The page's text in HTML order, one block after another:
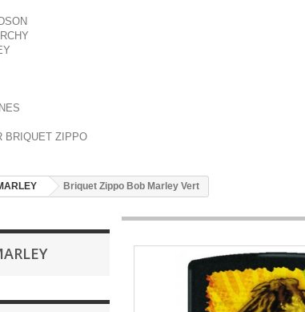
BRIQUET ZIPPO
Briquet Zippo Bob Marley Vert